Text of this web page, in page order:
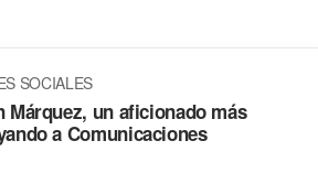
SOCIALES
Márquez, un aficionado más
a Comunicaciones